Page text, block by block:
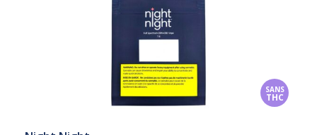
SANS
THC